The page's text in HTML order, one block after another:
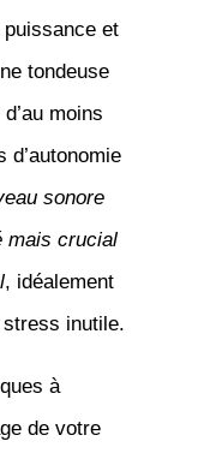
et
tondeuse
moins
d’autonomie
sonore
mais crucial
, idéalement
inutile.
à
de votre